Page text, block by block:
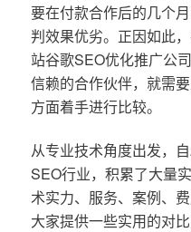
要在付款合作后的几个
判效果优劣。正因如此
站谷歌SEO优化推广公
信赖的合作伙伴，就需
方面着手进行比较。
从专业技术角度出发，
SEO行业，积累了大量
术实力、服务、案例、
大家提供一些实用的对比